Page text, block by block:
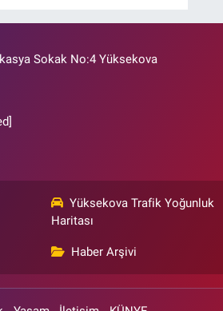
Sokak No:4 Yüksekova
Yüksekova Trafik Yoğunluk
Haritası
Haber Arşivi